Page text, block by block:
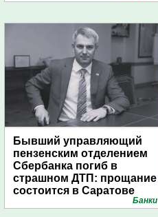
Бывший управляющий
пензенским отделением
Сбербанка погиб в
страшном ДТП: прощание
состоится в Саратове
Банки